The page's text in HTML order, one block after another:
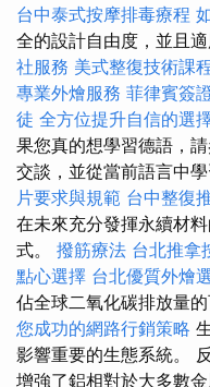
台中泰式按摩排毒療程
全的設計自由度，並且
社服務 美式整復技術課
專業外燴服務 菲律賓簽
徒 全方位提升自信的選
果您真的想學習德語，
交談，並從當前語言中學
片要求與規範 台中整復
在未來充分發揮永續材
式。 撥筋療法 台北推拿
點心選擇 台北優質外燴
佔全球二氧化碳排放量的
您成功的網路行銷策略
影響重要的生態系統。
增強了鋁相對於大多數